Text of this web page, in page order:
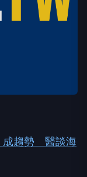
成趨勢 醫談海